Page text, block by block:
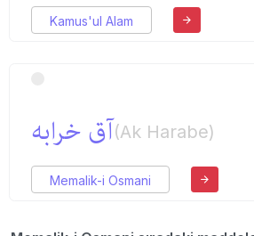
Kamus'ul Alam
آق خرابه(Ak Harabe)
Memalik-i Osmani